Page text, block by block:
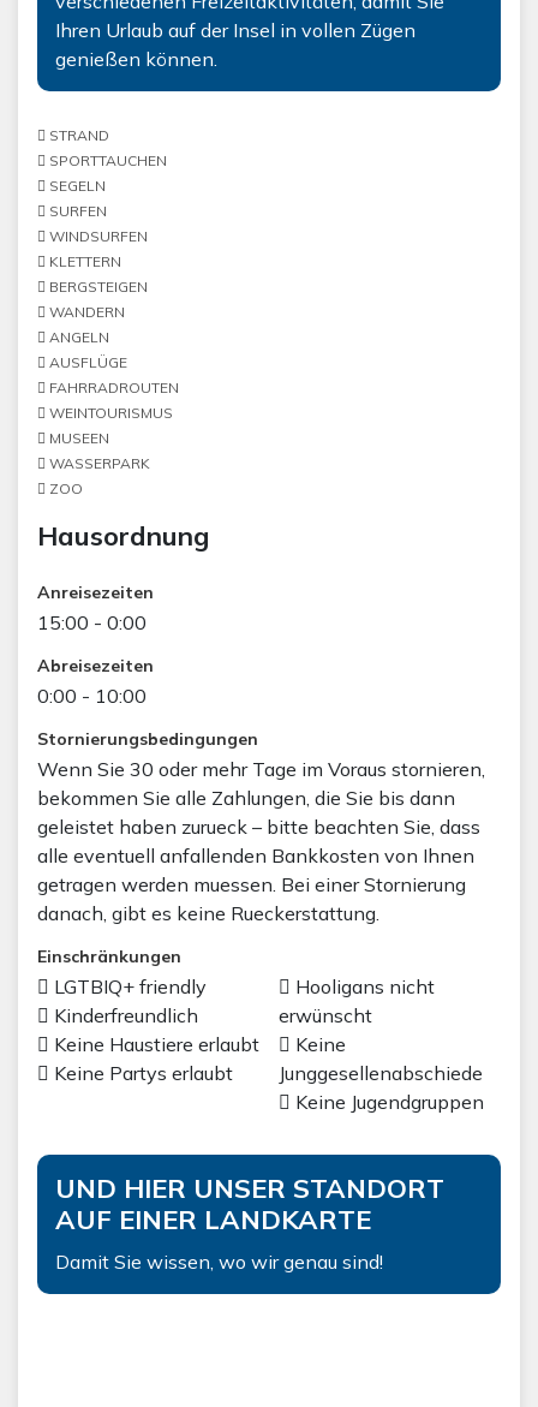
Ihren Urlaub auf der Insel in vollen Zügen
genießen können.
STRAND
SPORTTAUCHEN
SEGELN
SURFEN
WINDSURFEN
KLETTERN
BERGSTEIGEN
WANDERN
ANGELN
AUSFLÜGE
FAHRRADROUTEN
WEINTOURISMUS
MUSEEN
WASSERPARK
ZOO
Hausordnung
Anreisezeiten
15:00 - 0:00
Abreisezeiten
0:00 - 10:00
Stornierungsbedingungen
Wenn Sie 30 oder mehr Tage im Voraus stornieren,
bekommen Sie alle Zahlungen, die Sie bis dann
geleistet haben zurueck – bitte beachten Sie, dass
alle eventuell anfallenden Bankkosten von Ihnen
getragen werden muessen. Bei einer Stornierung
danach, gibt es keine Rueckerstattung.
Einschränkungen
LGTBIQ+ friendly
Kinderfreundlich
Keine Haustiere erlaubt
Keine Partys erlaubt
erwünscht
Junggesellenabschiede
Keine Jugendgruppen
UND HIER UNSER STANDORT
AUF EINER LANDKARTE
Damit Sie wissen, wo wir genau sind!